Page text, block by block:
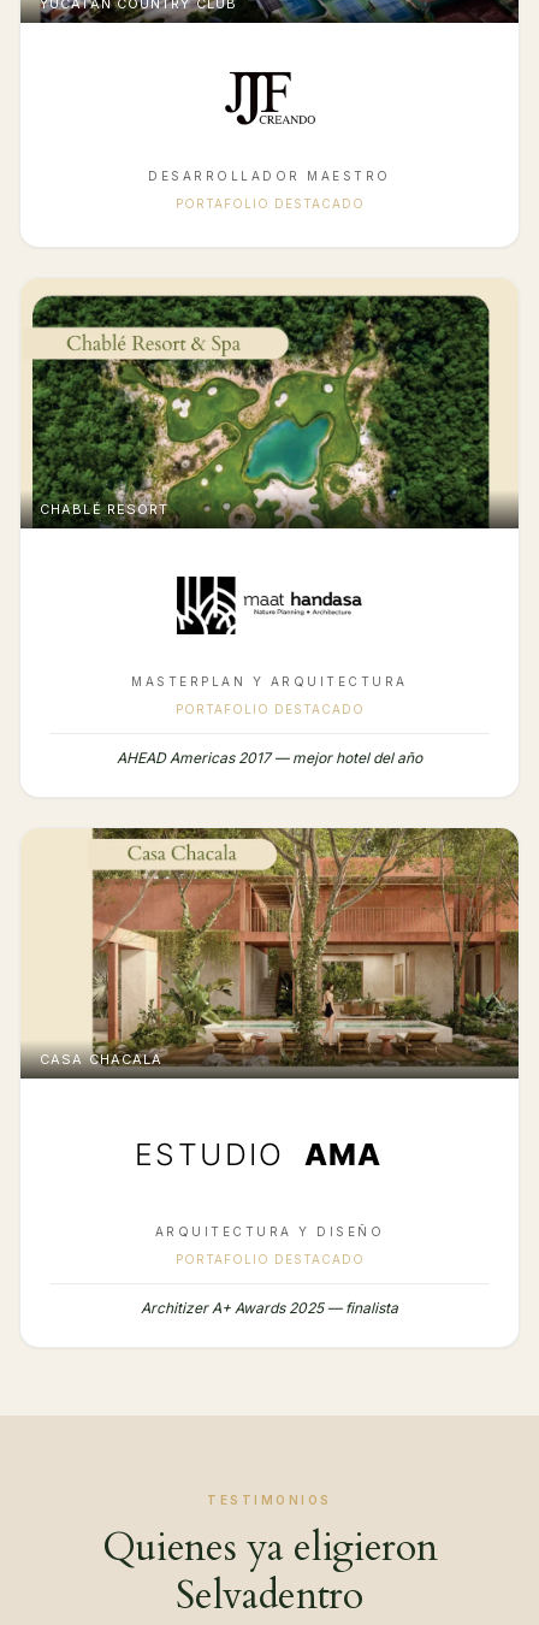
YUCATÁN COUNTRY CLUB
DESARROLLADOR MAESTRO
PORTAFOLIO DESTACADO
CHABLÉ RESORT
MASTERPLAN Y ARQUITECTURA
PORTAFOLIO DESTACADO
AHEAD Americas 2017 — mejor hotel del año
CASA CHACALA
ARQUITECTURA Y DISEÑO
PORTAFOLIO DESTACADO
Architizer A+ Awards 2025 — finalista
TESTIMONIOS
Quienes ya eligieron
Selvadentro